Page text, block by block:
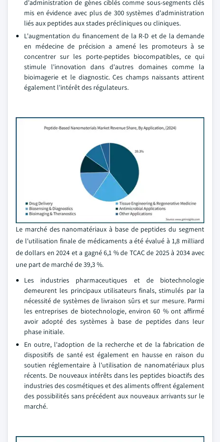
d'administration de gènes ciblés comme sous-segments clés
mis en évidence avec plus de 300 systèmes d'administration
liés aux peptides aux stades précliniques ou cliniques.
L'augmentation du financement de la R-D et de la demande
en médecine de précision a amené les promoteurs à se
concentrer sur les porte-peptides biocompatibles, ce qui
stimule l'innovation dans d'autres domaines comme la
bioimagerie et le diagnostic. Ces champs naissants attirent
également l'intérêt des régulateurs.
Le marché des nanomatériaux à base de peptides du segment
de l'utilisation finale de médicaments a été évalué à 1,8 milliard
de dollars en 2024 et a gagné 6,1 % de TCAC de 2025 à 2034 avec
une part de marché de 39,3 %.
Les industries pharmaceutiques et de biotechnologie
demeurent les principaux utilisateurs finals, stimulés par la
nécessité de systèmes de livraison sûrs et sur mesure. Parmi
les entreprises de biotechnologie, environ 60 % ont affirmé
avoir adopté des systèmes à base de peptides dans leur
phase initiale.
En outre, l'adoption de la recherche et de la fabrication de
dispositifs de santé est également en hausse en raison du
soutien réglementaire à l'utilisation de nanomatériaux plus
récents. De nouveaux intérêts dans les peptides bioactifs des
industries des cosmétiques et des aliments offrent également
des possibilités sans précédent aux nouveaux arrivants sur le
marché.